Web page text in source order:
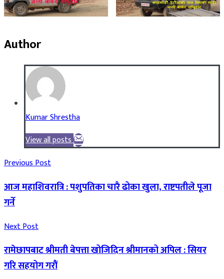
Author
Kumar Shrestha
View all posts
Previous Post
आज महाशिवरात्रि : पशुपतिका चारै ढोका खुला, राष्टपतीले पूजा
गर्ने
Next Post
रामेछापबाट श्रीमती बेपत्ता खोजिदिन श्रीमानको अपिल : सियर
गरि सहयोग गरौं